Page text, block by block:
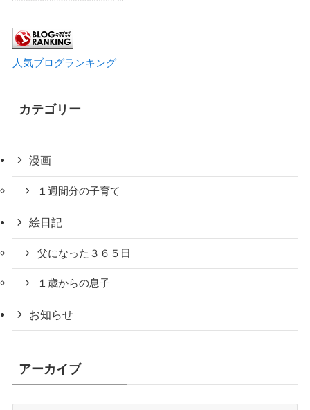
人気ブログランキング
カテゴリー
漫画
１週間分の子育て
絵日記
父になった３６５日
１歳からの息子
お知らせ
アーカイブ